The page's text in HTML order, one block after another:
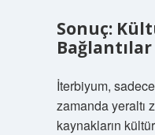
Sonuç:
Bağlantılar
İterbiyum,
zamanda yeraltı
kaynakların